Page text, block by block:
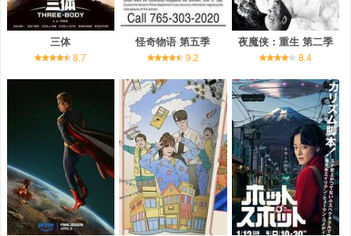
三体
8.7
怪奇物语 第五季
9.2
夜魔侠：重生 第二季
8.4